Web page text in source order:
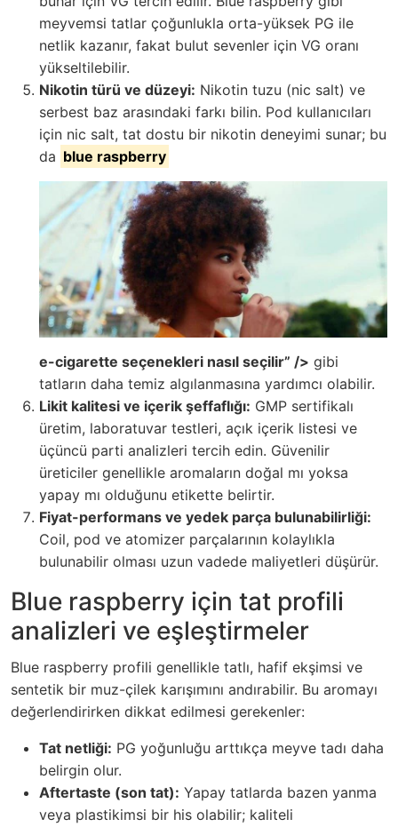
meyvemsi tatlar çoğunlukla orta-yüksek PG ile
netlik kazanır, fakat bulut sevenler için VG oranı
yükseltilebilir.
Nikotin türü ve düzeyi: Nikotin tuzu (nic salt) ve
serbest baz arasındaki farkı bilin. Pod kullanıcıları
için nic salt, tat dostu bir nikotin deneyimi sunar; bu
da blue raspberry
e-cigarette seçenekleri nasıl seçilir” /> gibi
tatların daha temiz algılanmasına yardımcı olabilir.
Likit kalitesi ve içerik şeffaflığı: GMP sertifikalı
üretim, laboratuvar testleri, açık içerik listesi ve
üçüncü parti analizleri tercih edin. Güvenilir
üreticiler genellikle aromaların doğal mı yoksa
yapay mı olduğunu etikette belirtir.
Fiyat-performans ve yedek parça bulunabilirliği:
Coil, pod ve atomizer parçalarının kolaylıkla
bulunabilir olması uzun vadede maliyetleri düşürür.
Blue raspberry için tat profili
analizleri ve eşleştirmeler
Blue raspberry profili genellikle tatlı, hafif ekşimsi ve
sentetik bir muz-çilek karışımını andırabilir. Bu aromayı
değerlendirirken dikkat edilmesi gerekenler:
Tat netliği: PG yoğunluğu arttıkça meyve tadı daha
belirgin olur.
Aftertaste (son tat): Yapay tatlarda bazen yanma
veya plastikimsi bir his olabilir; kaliteli